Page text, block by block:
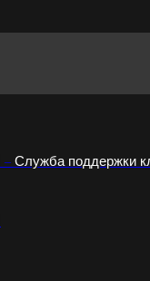
– Служба поддержки